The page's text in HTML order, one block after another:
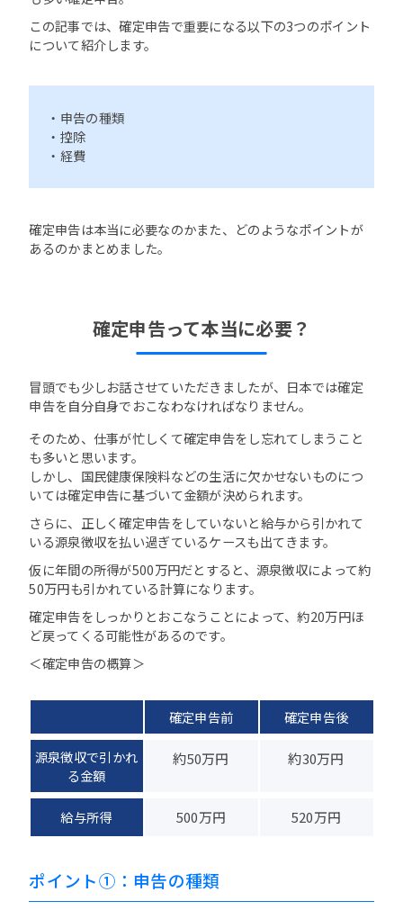
この記事では、確定申告で重要になる以下の3つのポイント
について紹介します。
・申告の種類
・控除
・経費
確定申告は本当に必要なのかまた、どのようなポイントが
あるのかまとめました。
確定申告って本当に必要？
冒頭でも少しお話させていただきましたが、日本では確定
申告を自分自身でおこなわなければなりません。
そのため、仕事が忙しくて確定申告をし忘れてしまうこと
も多いと思います。
しかし、国民健康保険料などの生活に欠かせないものにつ
いては確定申告に基づいて金額が決められます。
さらに、正しく確定申告をしていないと給与から引かれて
いる源泉徴収を払い過ぎているケースも出てきます。
仮に年間の所得が500万円だとすると、源泉徴収によって約
50万円も引かれている計算になります。
確定申告をしっかりとおこなうことによって、約20万円ほ
ど戻ってくる可能性があるのです。
＜確定申告の概算＞
確定申告前 確定申告後
源泉徴収で引かれ
る金額
約50万円 約30万円
給与所得 500万円 520万円
ポイント①：申告の種類